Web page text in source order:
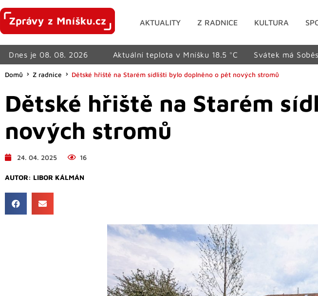
AKTUALITY Z RADNICE KULTURA
Dnes je 08. 08. 2026 Aktuální teplota v Mníšku 18.5 °C Svátek má
Domů Z radnice Dětské hřiště na Starém sídlišti bylo doplněno o pět nových stromů
Dětské hřiště na Starém
nových stromů
24. 04. 2025 16
AUTOR: LIBOR KÁLMÁN